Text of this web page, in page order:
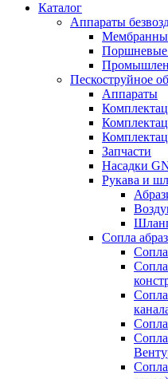
Каталог
Аппараты
Поршневые
Пескоструйное
Аппараты
Запчасти
Насадки
Рукава и
Сопла